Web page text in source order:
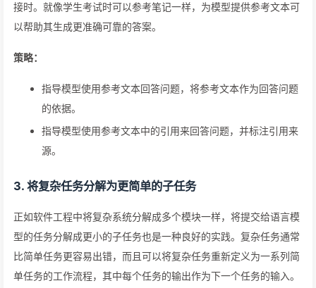
接时。就像学生考试时可以参考笔记一样，为模型提供参考文本可
以帮助其生成更准确可靠的答案。
策略：
指导模型使用参考文本回答问题，将参考文本作为回答问题
的依据。
指导模型使用参考文本中的引用来回答问题，并标注引用来
源。
3. 将复杂任务分解为更简单的子任务
正如软件工程中将复杂系统分解成多个模块一样，将提交给语言模
型的任务分解成更小的子任务也是一种良好的实践。复杂任务通常
比简单任务更容易出错，而且可以将复杂任务重新定义为一系列简
单任务的工作流程，其中每个任务的输出作为下一个任务的输入。